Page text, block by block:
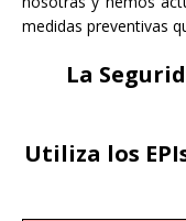
medidas preventivas
La
Utiliza los